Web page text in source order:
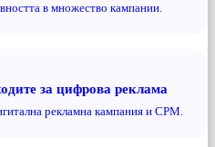
в множество кампании.
за цифрова реклама
рекламна кампания и CPM.